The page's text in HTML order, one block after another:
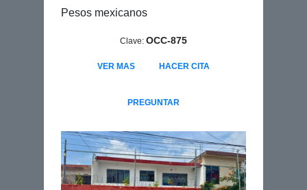
Pesos mexicanos
Clave: OCC-875
VER MAS HACER CITA
PREGUNTAR